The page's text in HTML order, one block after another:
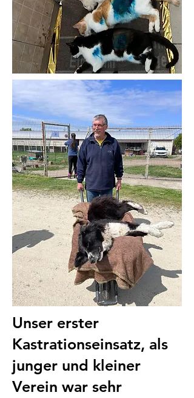
Unser erster
Kastrationseinsatz, als
junger und kleiner
Verein war sehr